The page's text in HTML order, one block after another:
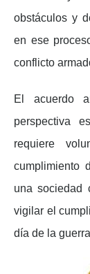
obstáculos y
en ese
conflicto
El acuerdo
perspectiva
requiere
cumplimiento
una sociedad
vigilar el
día de la